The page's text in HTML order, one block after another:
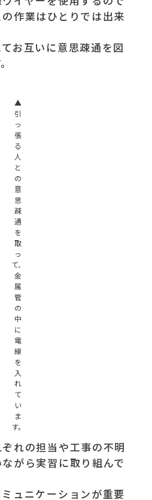
作業はひとりでは出来
お互いに意思疎通を図
▲
引
っ
張
る
人
と
の
意
思
疎
通
を
取
っ
て、
金
属
管
の
中
に
電
線
を
入
れ
て
い
ま
す。
れの担当や工事の不明
がら実習に取り組んで
ュニケーションが重要